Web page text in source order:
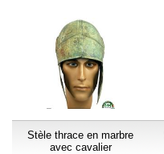
Stèle thrace en marbre
avec cavalier